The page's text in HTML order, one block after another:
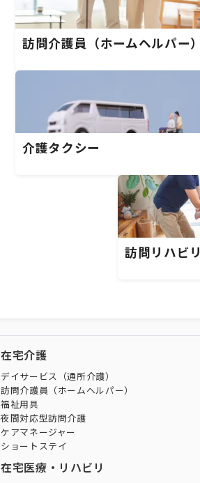
訪問介護員（ホームヘルパー）
介護タクシー
訪問リハビリ
在宅介護
デイサービス（通所介護）
訪問介護員（ホームヘルパー）
福祉用具
夜間対応型訪問介護
ケアマネージャー
ショートステイ
在宅医療・リハビリ